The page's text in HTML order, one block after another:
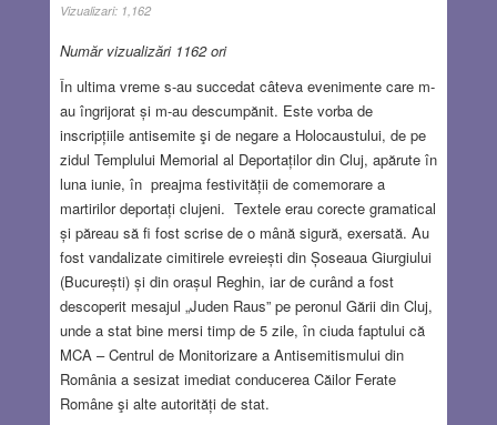
Vizualizari: 1,162
Număr vizualizări 1162 ori
În ultima vreme s-au succedat câteva evenimente care m-
au îngrijorat și m-au descumpănit. Este vorba de
inscripțiile antisemite şi de negare a Holocaustului, de pe
zidul Templului Memorial al Deportaților din Cluj, apărute în
luna iunie, în preajma festivității de comemorare a
martirilor deportați clujeni. Textele erau corecte gramatical
și păreau să fi fost scrise de o mână sigură, exersată. Au
fost vandalizate cimitirele evreiești din Șoseaua Giurgiului
(București) și din orașul Reghin, iar de curând a fost
descoperit mesajul „Juden Raus” pe peronul Gării din Cluj,
unde a stat bine mersi timp de 5 zile, în ciuda faptului că
MCA – Centrul de Monitorizare a Antisemitismului din
România a sesizat imediat conducerea Căilor Ferate
Române şi alte autorități de stat.